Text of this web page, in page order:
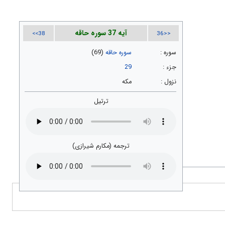
<<36 آیه 37 سوره حاقه 38>>
سوره : سوره حاقه(69)
جزء :
29
نزول :
مکه
ترتیل
ترجمه (مکارم شیرازی)